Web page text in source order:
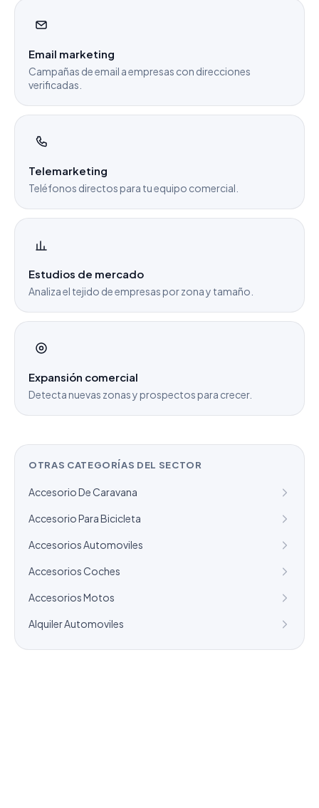
Email marketing
Campañas de email a empresas con direcciones
verificadas.
Telemarketing
Teléfonos directos para tu equipo comercial.
Estudios de mercado
Analiza el tejido de empresas por zona y tamaño.
Expansión comercial
Detecta nuevas zonas y prospectos para crecer.
OTRAS CATEGORÍAS DEL SECTOR
Accesorio De Caravana
Accesorio Para Bicicleta
Accesorios Automoviles
Accesorios Coches
Accesorios Motos
Alquiler Automoviles